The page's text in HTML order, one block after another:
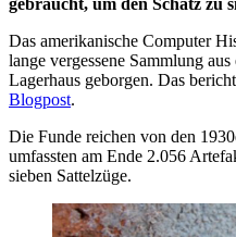
Das amerikanische Computer
lange vergessene Sammlung
Lagerhaus geborgen. Das
Blogpost.
Die Funde reichen von den
umfassten am Ende 2.056
sieben Sattelzüge.